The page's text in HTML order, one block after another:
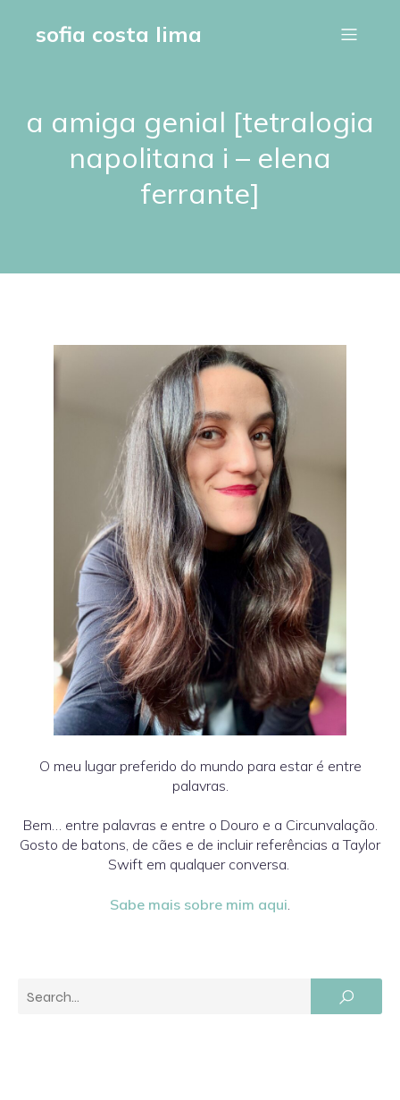
sofia costa lima
a amiga genial [tetralogia
napolitana i – elena
ferrante]
O meu lugar preferido do mundo para estar é entre
palavras.
Bem… entre palavras e entre o Douro e a Circunvalação.
Gosto de batons, de cães e de incluir referências a Taylor
Swift em qualquer conversa.
Sabe mais sobre mim aqui.